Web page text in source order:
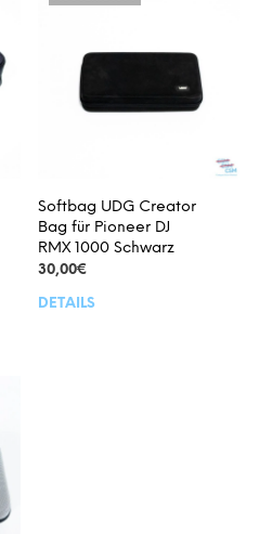
Softbag UDG Creator
Bag für Pioneer DJ
RMX 1000 Schwarz
30,00€
DETAILS